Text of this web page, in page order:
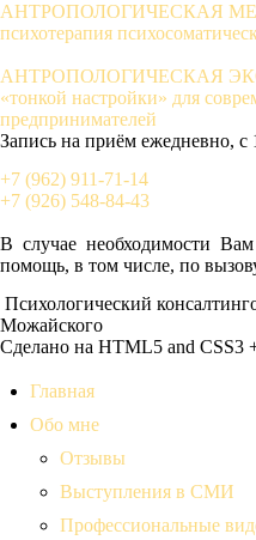
АНТРОПОЛОГИЧЕСКАЯ
психотерапия
АНТРОПОЛОГИЧЕСКАЯ
«тонкой настройки» для
предпринимателей
Запись на приём ежедневно, с
+7 (962) 911-71-14
+7 (926) 548-84-43
В случае необходимости
помощь, в том числе, по
Психологический
Можайского
Сделано на HTML5 and CSS3
Главная
Обо мне
Отзывы
Выступления в СМИ
Профессиональные